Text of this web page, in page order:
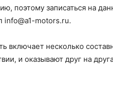
поэтому записаться на
info@a1-motors.ru.
включает несколько
и оказывают друг на